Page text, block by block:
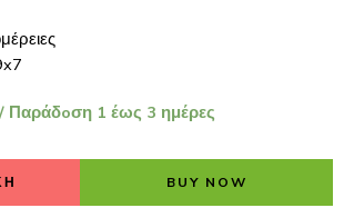
1 έως 3 ημέρες
BUY NOW